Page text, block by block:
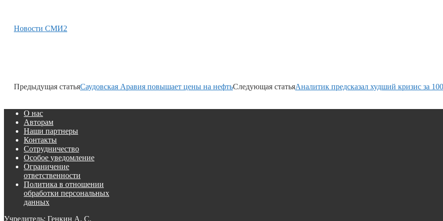
Новости СМИ2
Предыдущая статьяСаудовская Аравия повышает цены на нефтьСледующая статьяАналитик предсказал худший кризис за
О нас
Авторам
Наши партнеры
Контакты
Сотрудничество
Особое уведомление
Ограничение
ответственности
Политика в отношении
обработки персональных
данных
Учредитель: Генкин А. С.